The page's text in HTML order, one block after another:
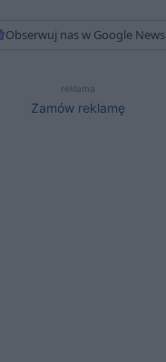
Obserwuj nas w Google News
reklama
Zamów reklamę